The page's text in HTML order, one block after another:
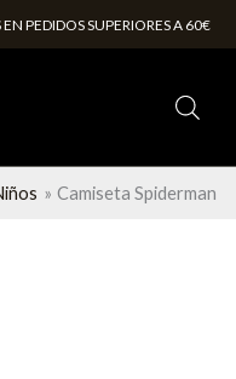
PEDIDOS SUPERIORES A 60€
Camiseta Spiderman